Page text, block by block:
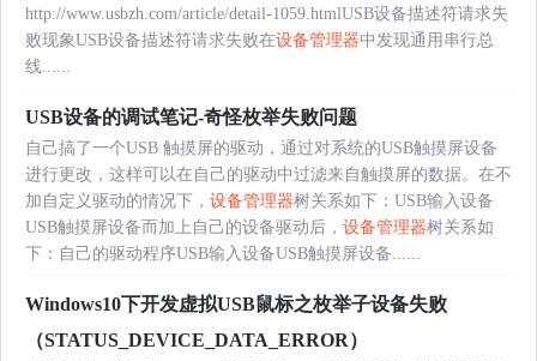
http://www.usbzh.com/article/detail-1059.htmlUSB设备描述符请求失
败现象USB设备描述符请求失败在设备管理器中发现通用串行总
线......
USB设备的调试笔记-奇怪枚举失败问题
自己搞了一个USB 触摸屏的驱动，通过对系统的USB触摸屏设备
进行更改，这样可以在自己的驱动中过滤来自触摸屏的数据。在不
加自定义驱动的情况下， 设备管理器树关系如下：USB输入设备
USB触摸屏设备而加上自己的设备驱动后， 设备管理器树关系如
下：自己的驱动程序USB输入设备USB触摸屏设备......
Windows10下开发虚拟USB鼠标之枚举子设备失败
（STATUS_DEVICE_DATA_ERROR）